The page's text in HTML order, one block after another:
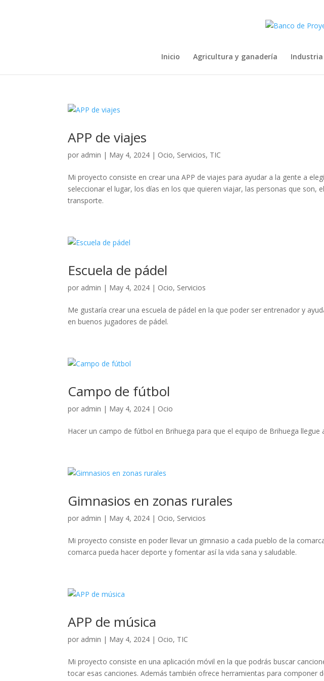
Inicio Agricultura y ganadería Industria
APP de viajes
por admin | May 4, 2024 | Ocio, Servicios, TIC
Mi proyecto consiste en crear una APP de viajes para ayudar a la gente a
seleccionar el lugar, los días en los que quieren viajar, las personas que son,
transporte.
Escuela de pádel
por admin | May 4, 2024 | Ocio, Servicios
Me gustaría crear una escuela de pádel en la que poder ser entrenador y
en buenos jugadores de pádel.
Campo de fútbol
por admin | May 4, 2024 | Ocio
Hacer un campo de fútbol en Brihuega para que el equipo de Brihuega llegue
Gimnasios en zonas rurales
por admin | May 4, 2024 | Ocio, Servicios
Mi proyecto consiste en poder llevar un gimnasio a cada pueblo de la
comarca pueda hacer deporte y fomentar así la vida sana y saludable.
APP de música
por admin | May 4, 2024 | Ocio, TIC
Mi proyecto consiste en una aplicación móvil en la que podrás buscar
tocar esas canciones. Además también ofrece herramientas para componer